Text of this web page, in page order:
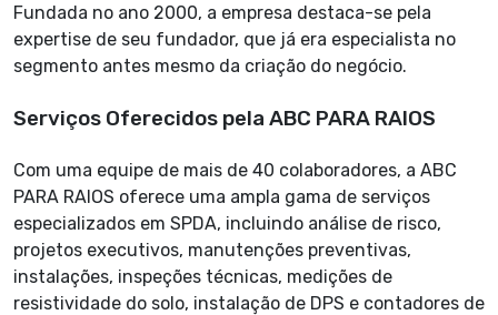
Fundada no ano 2000, a empresa destaca-se pela
expertise de seu fundador, que já era especialista no
segmento antes mesmo da criação do negócio.
Serviços Oferecidos pela ABC PARA RAIOS
Com uma equipe de mais de 40 colaboradores, a ABC
PARA RAIOS oferece uma ampla gama de serviços
especializados em SPDA, incluindo análise de risco,
projetos executivos, manutenções preventivas,
instalações, inspeções técnicas, medições de
resistividade do solo, instalação de DPS e contadores de